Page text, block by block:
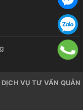
VỤ TƯ VẤN QUẢN